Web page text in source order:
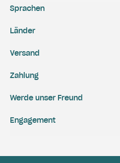
Versand
Zahlung
Engagement
Werde unser Freund
Sprachen
Länder